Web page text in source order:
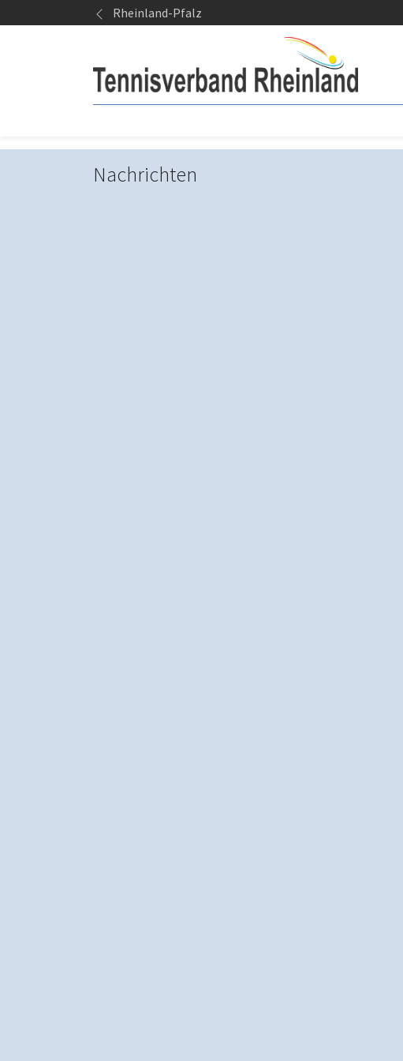
Springe zum SeiteninhaltRheinland-Pfalz
Nachrichten